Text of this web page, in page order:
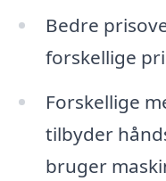
Bedre
forskellige
Forskellige
tilbyder
bruger